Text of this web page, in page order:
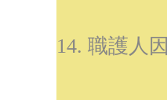
14. 職護人